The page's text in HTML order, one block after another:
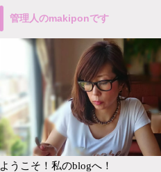
管理人のmakiponです
ようこそ！私のblogへ！